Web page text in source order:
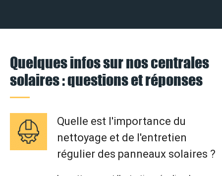
Quelques infos sur nos centrales
solaires : questions et réponses
Quelle est l'importance du
nettoyage et de l'entretien
régulier des panneaux solaires ?